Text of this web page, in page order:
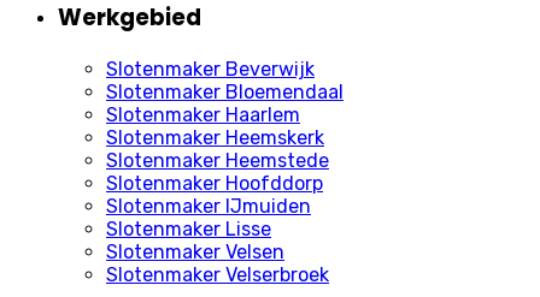
Werkgebied
Slotenmaker Beverwijk
Slotenmaker Bloemendaal
Slotenmaker Haarlem
Slotenmaker Heemskerk
Slotenmaker Heemstede
Slotenmaker Hoofddorp
Slotenmaker IJmuiden
Slotenmaker Lisse
Slotenmaker Velsen
Slotenmaker Velserbroek